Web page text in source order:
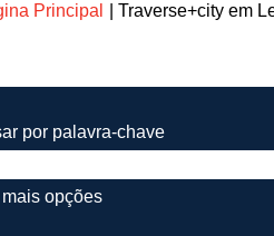
Principal Traverse+city em
por palavra-chave
mais opções